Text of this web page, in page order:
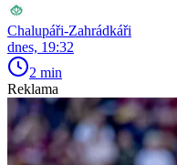
Chalupáři-Zahrádkáři
dnes, 19:32
2 min
Reklama